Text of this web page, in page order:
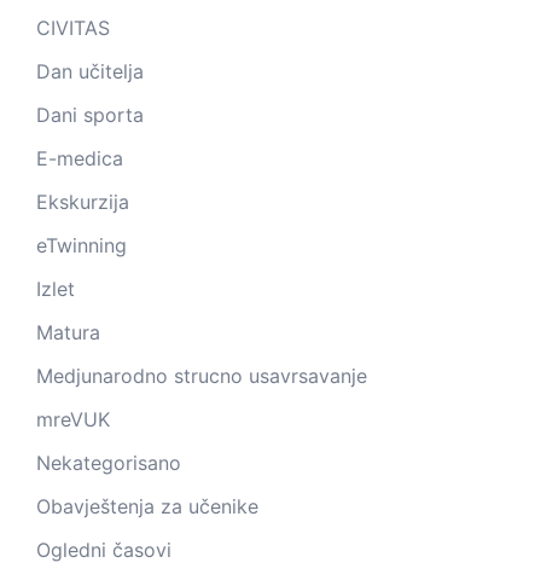
CIVITAS
Dan učitelja
Dani sporta
E-medica
Ekskurzija
eTwinning
Izlet
Matura
Medjunarodno strucno usavrsavanje
mreVUK
Nekategorisano
Obavještenja za učenike
Ogledni časovi